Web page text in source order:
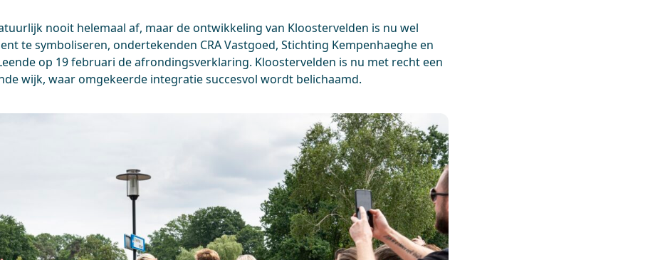
nooit helemaal af, maar de ontwikkeling van Kloostervelden is nu wel
te symboliseren, ondertekenden CRA Vastgoed, Stichting Kempenhaeghe en
op 19 februari de afrondingsverklaring. Kloostervelden is nu met recht een
wijk, waar omgekeerde integratie succesvol wordt belichaamd.